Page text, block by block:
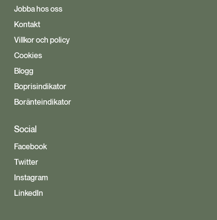
Jobba hos oss
Kontakt
Villkor och policy
Cookies
Blogg
Boprisindikator
Boränteindikator
Social
Facebook
Twitter
Instagram
LinkedIn